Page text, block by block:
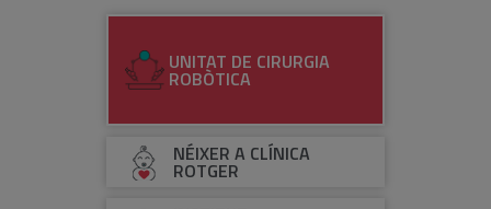
UNITAT DE CIRURGIA
ROBÒTICA
NÉIXER A CLÍNICA
ROTGER